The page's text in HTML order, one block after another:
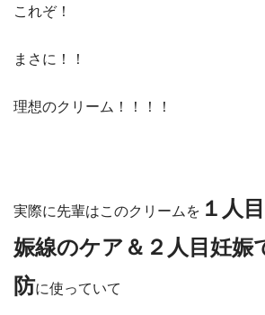
これぞ！
まさに！！
理想のクリーム！！！！
実際に先輩はこのクリームを １人
娠線のケア＆２人目妊娠
防に使っていて